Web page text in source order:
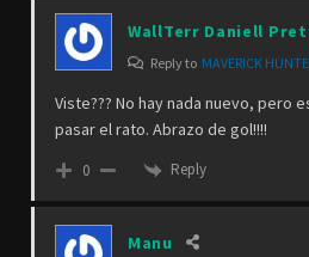
WallTerr Daniell
Reply to MAVERICK
Viste??? No hay nada nuevo, pero
pasar el rato. Abrazo de gol!!!!
0 Reply
Manu